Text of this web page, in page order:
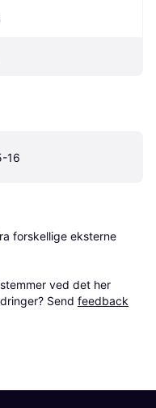
16
forskellige eksterne
ved det her
Send feedback